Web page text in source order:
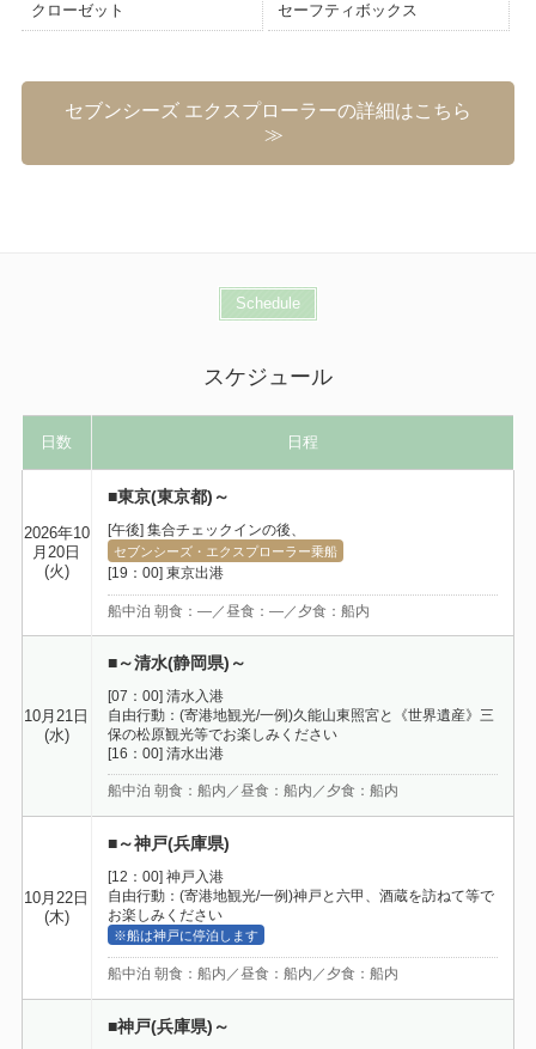
クローゼット セーフティボックス
セブンシーズ エクスプローラーの詳細はこちら
Schedule
スケジュール
日数 日程
2026年10
月20日
(火)
■東京(東京都)～
[午後] 集合チェックインの後、
セブンシーズ・エクスプローラー乗船
[19：00] 東京出港
船中泊 朝食：―／昼食：―／夕食：船内
10月21日
(水)
■～清水(静岡県)～
[07：00] 清水入港
自由行動：(寄港地観光/一例)久能山東照宮と《世界遺産》三
保の松原観光等でお楽しみください
[16：00] 清水出港
船中泊 朝食：船内／昼食：船内／夕食：船内
10月22日
(木)
■～神戸(兵庫県)
[12：00] 神戸入港
自由行動：(寄港地観光/一例)神戸と六甲、酒蔵を訪ねて等で
お楽しみください
※船は神戸に停泊します
船中泊 朝食：船内／昼食：船内／夕食：船内
■神戸(兵庫県)～